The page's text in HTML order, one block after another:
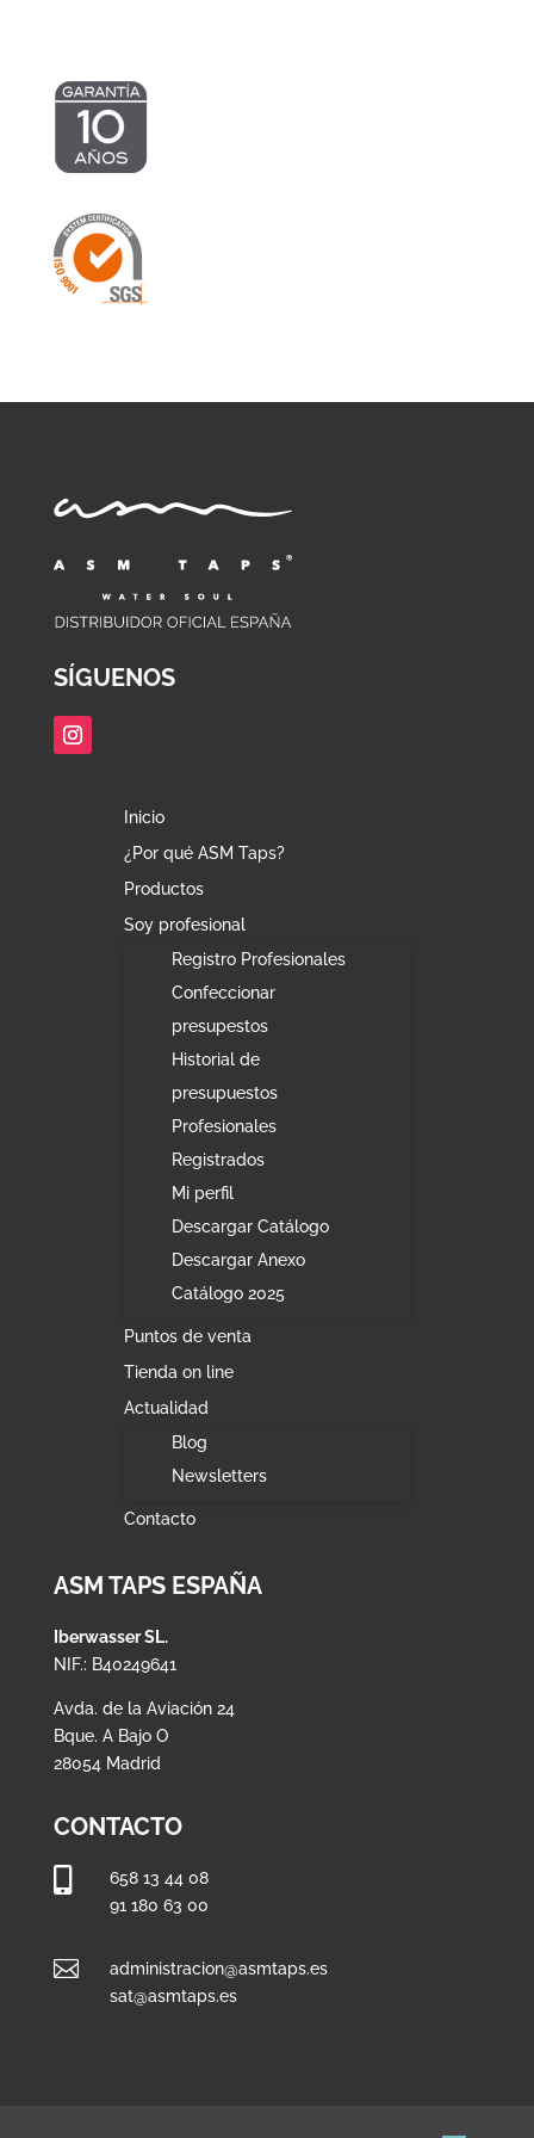
SÍGUENOS
Inicio
¿Por qué ASM Taps?
Productos
Soy profesional
Registro Profesionales
Confeccionar
presupestos
Historial de
presupuestos
Profesionales
Registrados
Mi perfil
Descargar Catálogo
Descargar Anexo
Catálogo 2025
Puntos de venta
Tienda on line
Actualidad
Blog
Newsletters
Contacto
ASM TAPS ESPAÑA
Iberwasser SL.
NIF.: B40249641
Avda. de la Aviación 24
Bque. A Bajo O
28054 Madrid
CONTACTO

658 13 44 08
91 180 63 00

administracion@asmtaps.es
sat@asmtaps.es